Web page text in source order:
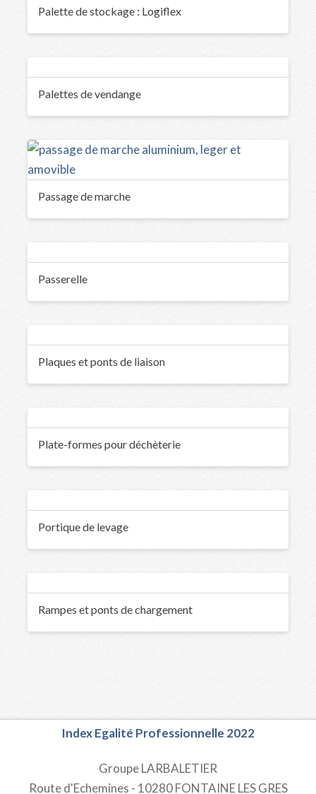
Palette de stockage : Logiflex
Palettes de vendange
Passage de marche
Passerelle
Plaques et ponts de liaison
Plate-formes pour déchèterie
Portique de levage
Rampes et ponts de chargement
Index Egalité Professionnelle 2022
Groupe LARBALETIER
Route d'Echemines - 10280 FONTAINE LES GRES